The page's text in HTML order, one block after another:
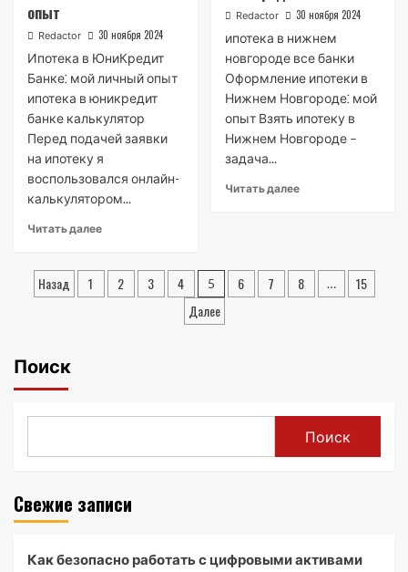
банковских
опыт
Redactor 30 ноября 2024
Ипотека в ЮниКредит
Банке⁚ мой личный опыт
ипотека в юникредит
банке калькулятор
Перед подачей заявки
на ипотеку я
воспользовался онлайн-
калькулятором...
Читать далееRead
Ипотека
в
Redactor 30 ноября 2024
ипотека в нижнем
новгороде все банки
Оформление ипотеки в
Нижнем Новгороде⁚ мой
опыт Взять ипотеку в
Нижнем Новгороде –
задача...
Читать далееRead
Нижнем
Новгороде:
Пагинация
Назад 1 2 3 4 5 6 7 8 …
15
Далее
Поиск
Поиск
Свежие записи
Как безопасно работать с цифровыми активами